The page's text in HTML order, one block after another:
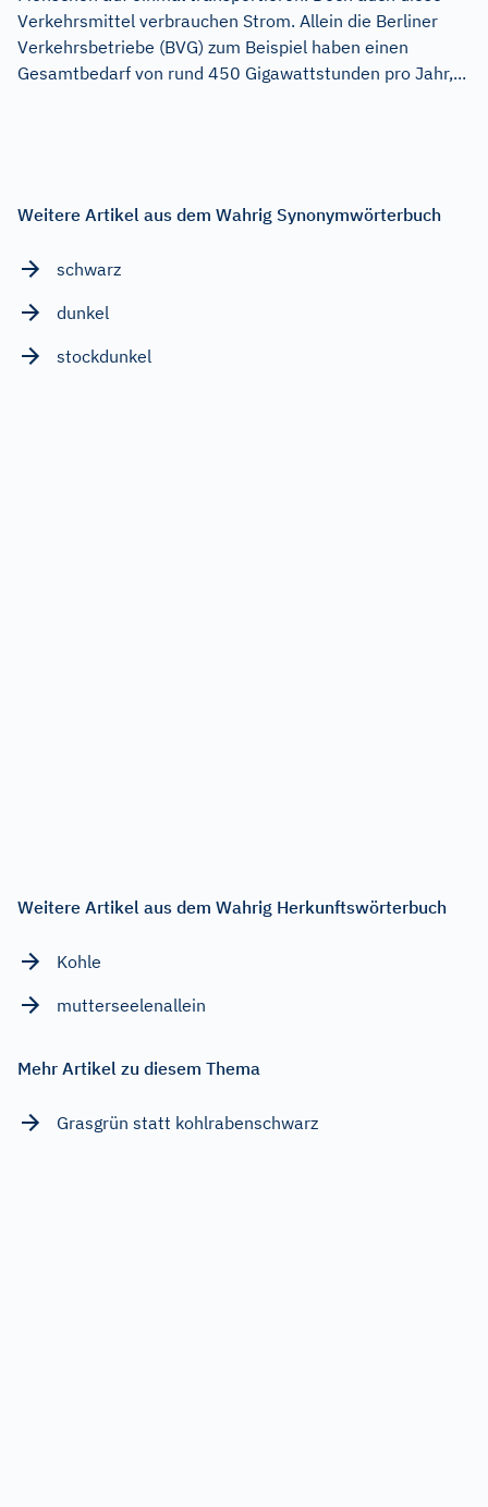
Verkehrsmittel verbrauchen Strom. Allein die Berliner
Verkehrsbetriebe (BVG) zum Beispiel haben einen
Gesamtbedarf von rund 450 Gigawattstunden pro Jahr,...
Weitere Artikel aus dem Wahrig Synonymwörterbuch
schwarz
dunkel
stockdunkel
Weitere Artikel aus dem Wahrig Herkunftswörterbuch
Kohle
mutterseelenallein
Mehr Artikel zu diesem Thema
Grasgrün statt kohlrabenschwarz